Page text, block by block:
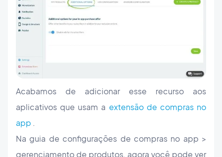
Acabamos de adicionar esse recurso aos
aplicativos que usam a extensão de compras no
app .
Na guia de configurações de compras no app >
gerenciamento de produtos, agora você pode ver